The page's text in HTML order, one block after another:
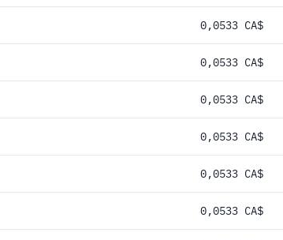
0,0533 CA$
0,0533 CA$
0,0533 CA$
0,0533 CA$
0,0533 CA$
0,0533 CA$